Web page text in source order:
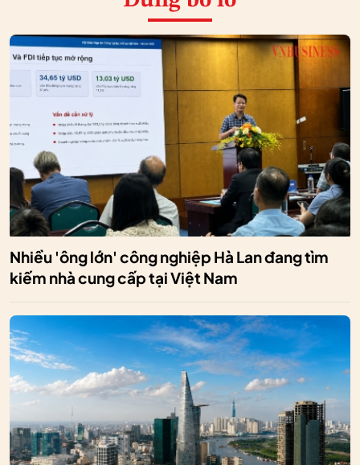
Nhiều 'ông lớn' công nghiệp Hà Lan đang tìm
kiếm nhà cung cấp tại Việt Nam